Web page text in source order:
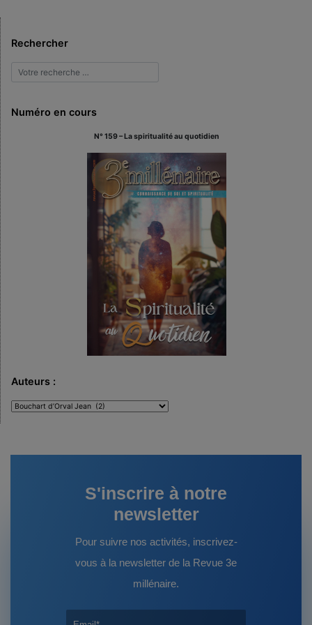
Rechercher
Numéro en cours
N° 159 – La spiritualité au quotidien
Auteurs :
Auteurs
S'inscrire à notre
newsletter
Pour suivre nos activités, inscrivez-
vous à la newsletter de la Revue 3e
millénaire.